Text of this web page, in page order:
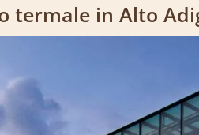
termale in Alto